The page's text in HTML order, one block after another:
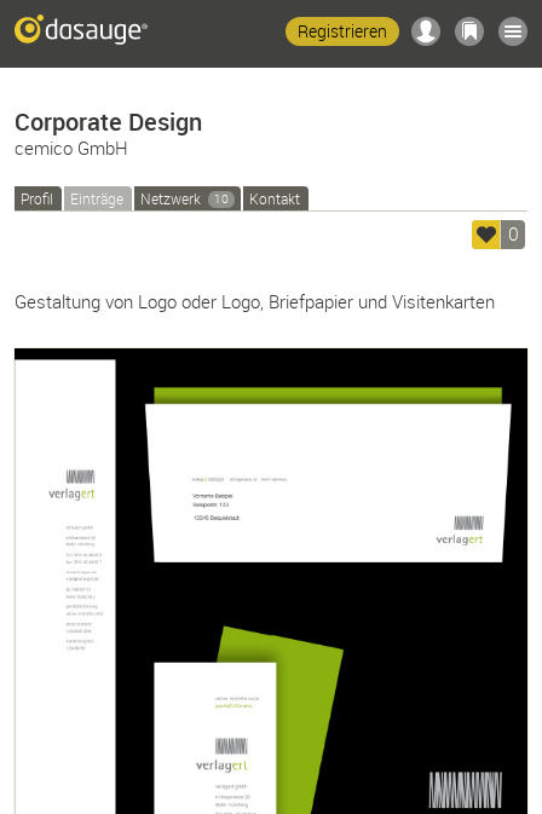
Registrieren
Corporate Design
cemico GmbH
Profil Einträge Netzwerk 10 Kontakt
0
Gestaltung von Logo oder Logo, Briefpapier und Visitenkarten